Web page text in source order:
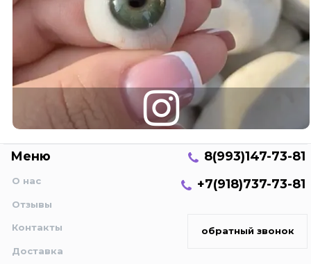
Меню
О нас
Отзывы
Контакты
Доставка
8(993)147-73-81
+7(918)737-73-81
обратный звонок